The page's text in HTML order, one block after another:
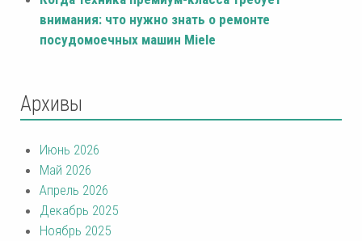
внимания: что нужно знать о ремонте
посудомоечных машин Miele
Архивы
Июнь 2026
Май 2026
Апрель 2026
Декабрь 2025
Ноябрь 2025